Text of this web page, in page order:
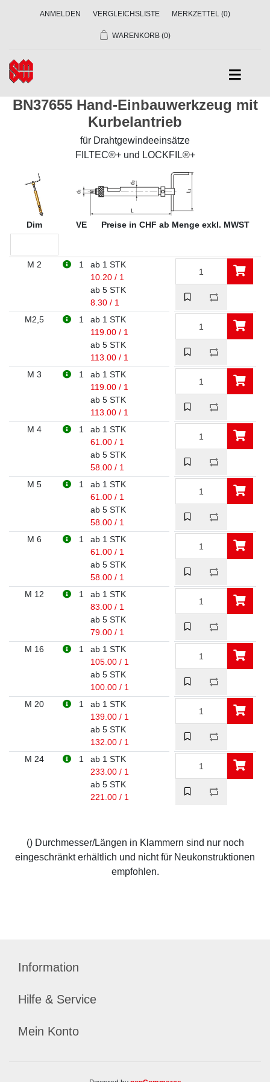
ANMELDEN VERGLEICHSLISTE MERKZETTEL (0)
WARENKORB (0)
BN37655 Hand-Einbauwerkzeug mit
Kurbelantrieb
für Drahtgewindeeinsätze
FILTEC®+ und LOCKFIL®+
Dim VE Preise in CHF ab Menge exkl. MWST
M 2 1
ab 1 STK
10.20 / 1
ab 5 STK
8.30 / 1
M2,5
1
ab 1 STK
119.00 / 1
ab 5 STK
113.00 / 1
M 3
1
ab 1 STK
119.00 / 1
ab 5 STK
113.00 / 1
M 4
1
ab 1 STK
61.00 / 1
ab 5 STK
58.00 / 1
M 5
1
ab 1 STK
61.00 / 1
ab 5 STK
58.00 / 1
M 6
1
ab 1 STK
61.00 / 1
ab 5 STK
58.00 / 1
M 12
1
ab 1 STK
83.00 / 1
ab 5 STK
79.00 / 1
M 16
1
ab 1 STK
105.00 / 1
ab 5 STK
100.00 / 1
M 20
1
ab 1 STK
139.00 / 1
ab 5 STK
132.00 / 1
M 24
1
ab 1 STK
233.00 / 1
ab 5 STK
221.00 / 1
() Durchmesser/Längen in Klammern sind nur noch
eingeschränkt erhältlich und nicht für Neukonstruktionen
empfohlen.
Information
Hilfe & Service
Mein Konto